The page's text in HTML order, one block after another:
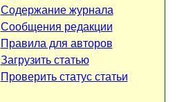
Содержание журнала
Сообщения редакции
Правила для авторов
Загрузить статью
Проверить статус статьи